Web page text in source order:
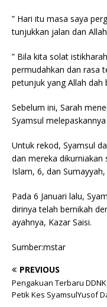
” Hari itu masa saya
tunjukkan jalan dan
” Bila kita solat
permudahkan dan rasa
petunjuk yang Allah dah
Sebelum ini, Sarah
Syamsul
Untuk rekod, Syamsul
dan mereka dikurniakan
Islam, 6, dan Sumayyah,
Pada 6 Januari lalu,
dirinya telah bernikah
ayahnya, Kazar Saisi.
Sumber:mstar
PREVIOUS
Pengakuan Terbaru
Petik Kes SyamsulYusof